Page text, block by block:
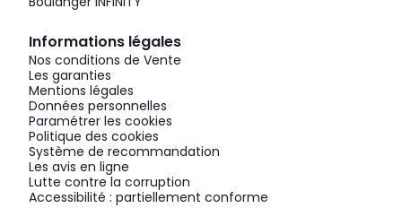
Informations légales
Nos conditions de Vente
Les garanties
Mentions légales
Données personnelles
Paramétrer les cookies
Politique des cookies
Système de recommandation
Les avis en ligne
Lutte contre la corruption
Accessibilité : partiellement conforme